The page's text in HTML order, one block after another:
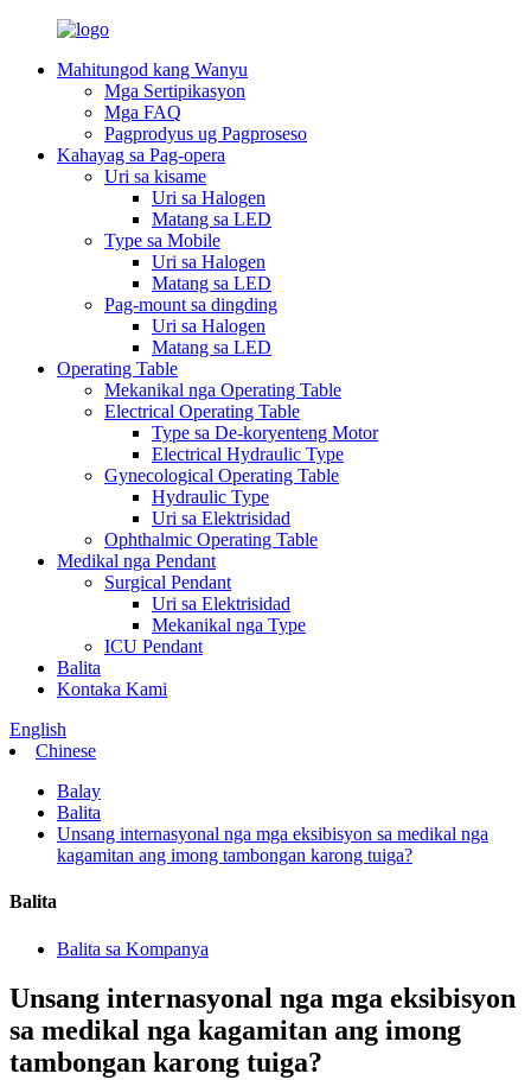
Mahitungod kang Wanyu
Mga Sertipikasyon
Mga FAQ
Pagprodyus ug Pagproseso
Kahayag sa Pag-opera
Uri sa kisame
Uri sa Halogen
Matang sa LED
Type sa Mobile
Uri sa Halogen
Matang sa LED
Pag-mount sa dingding
Uri sa Halogen
Matang sa LED
Operating Table
Mekanikal nga Operating Table
Electrical Operating Table
Type sa De-koryenteng Motor
Electrical Hydraulic Type
Gynecological Operating Table
Hydraulic Type
Uri sa Elektrisidad
Ophthalmic Operating Table
Medikal nga Pendant
Surgical Pendant
Uri sa Elektrisidad
Mekanikal nga Type
ICU Pendant
Balita
Kontaka Kami
English
Chinese
Balay
Balita
Unsang internasyonal nga mga eksibisyon sa medikal nga
kagamitan ang imong tambongan karong tuiga?
Balita
Balita sa Kompanya
Unsang internasyonal nga mga eksibisyon
sa medikal nga kagamitan ang imong
tambongan karong tuiga?